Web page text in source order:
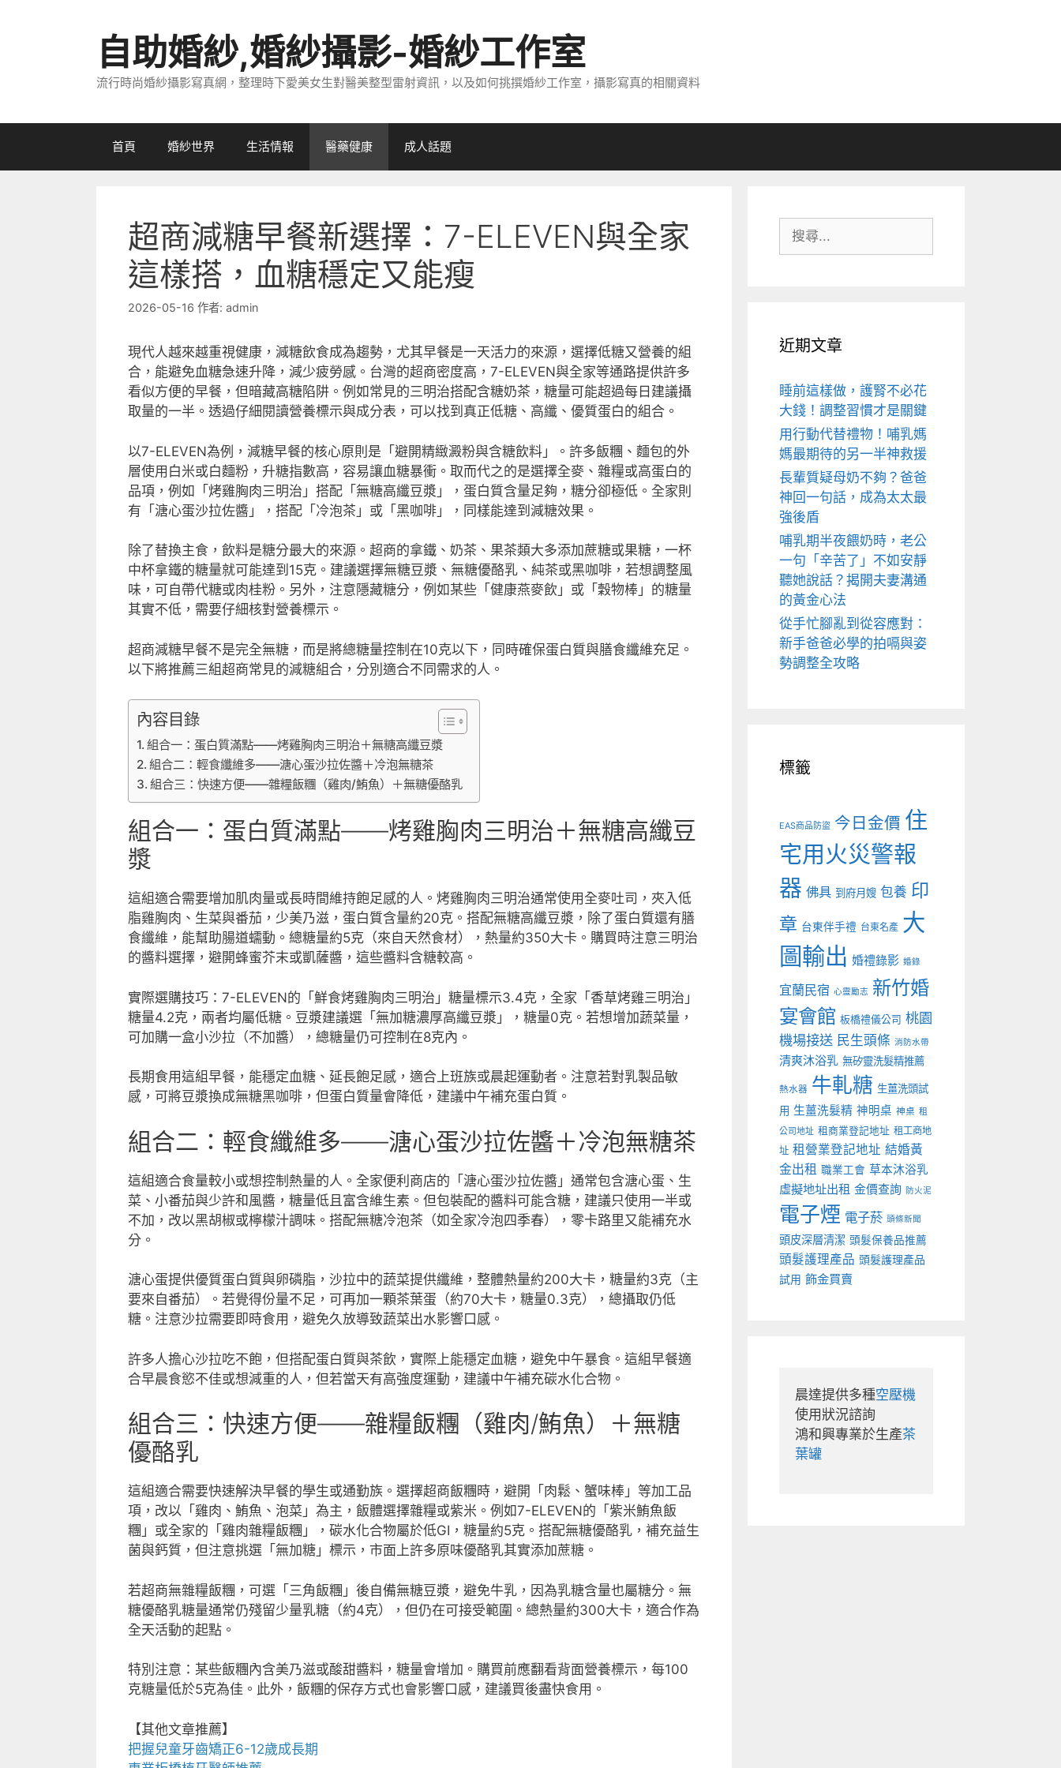
自助婚紗,婚紗攝影-婚紗工作室
流行時尚婚紗攝影寫真網，整理時下愛美女生對醫美整型雷射資訊，以及如何挑撰婚紗工作室，攝影寫真的相關資料
首頁 婚紗世界 生活情報 醫藥健康 成人話題
超商減糖早餐新選擇：7-ELEVEN與全家
這樣搭，血糖穩定又能瘦
2026-05-16 作者: admin
現代人越來越重視健康，減糖飲食成為趨勢，尤其早餐是一天活力的來源，選擇低糖又營養的組
合，能避免血糖急速升降，減少疲勞感。台灣的超商密度高，7-ELEVEN與全家等通路提供許多
看似方便的早餐，但暗藏高糖陷阱。例如常見的三明治搭配含糖奶茶，糖量可能超過每日建議攝
取量的一半。透過仔細閱讀營養標示與成分表，可以找到真正低糖、高纖、優質蛋白的組合。
以7-ELEVEN為例，減糖早餐的核心原則是「避開精緻澱粉與含糖飲料」。許多飯糰、麵包的外
層使用白米或白麵粉，升糖指數高，容易讓血糖暴衝。取而代之的是選擇全麥、雜糧或高蛋白的
品項，例如「烤雞胸肉三明治」搭配「無糖高纖豆漿」，蛋白質含量足夠，糖分卻極低。全家則
有「溏心蛋沙拉佐醬」，搭配「冷泡茶」或「黑咖啡」，同樣能達到減糖效果。
除了替換主食，飲料是糖分最大的來源。超商的拿鐵、奶茶、果茶類大多添加蔗糖或果糖，一杯
中杯拿鐵的糖量就可能達到15克。建議選擇無糖豆漿、無糖優酪乳、純茶或黑咖啡，若想調整風
味，可自帶代糖或肉桂粉。另外，注意隱藏糖分，例如某些「健康燕麥飲」或「穀物棒」的糖量
其實不低，需要仔細核對營養標示。
超商減糖早餐不是完全無糖，而是將總糖量控制在10克以下，同時確保蛋白質與膳食纖維充足。
以下將推薦三組超商常見的減糖組合，分別適合不同需求的人。
內容目錄
組合一：蛋白質滿點——烤雞胸肉三明治＋無糖高纖豆漿
組合二：輕食纖維多——溏心蛋沙拉佐醬＋冷泡無糖茶
組合三：快速方便——雜糧飯糰（雞肉/鮪魚）＋無糖優酪乳
組合一：蛋白質滿點——烤雞胸肉三明治＋無糖高纖豆
漿
這組適合需要增加肌肉量或長時間維持飽足感的人。烤雞胸肉三明治通常使用全麥吐司，夾入低
脂雞胸肉、生菜與番茄，少美乃滋，蛋白質含量約20克。搭配無糖高纖豆漿，除了蛋白質還有膳
食纖維，能幫助腸道蠕動。總糖量約5克（來自天然食材），熱量約350大卡。購買時注意三明治
的醬料選擇，避開蜂蜜芥末或凱薩醬，這些醬料含糖較高。
實際選購技巧：7-ELEVEN的「鮮食烤雞胸肉三明治」糖量標示3.4克，全家「香草烤雞三明治」
糖量4.2克，兩者均屬低糖。豆漿建議選「無加糖濃厚高纖豆漿」，糖量0克。若想增加蔬菜量，
可加購一盒小沙拉（不加醬），總糖量仍可控制在8克內。
長期食用這組早餐，能穩定血糖、延長飽足感，適合上班族或晨起運動者。注意若對乳製品敏
感，可將豆漿換成無糖黑咖啡，但蛋白質量會降低，建議中午補充蛋白質。
組合二：輕食纖維多——溏心蛋沙拉佐醬＋冷泡無糖茶
這組適合食量較小或想控制熱量的人。全家便利商店的「溏心蛋沙拉佐醬」通常包含溏心蛋、生
菜、小番茄與少許和風醬，糖量低且富含維生素。但包裝配的醬料可能含糖，建議只使用一半或
不加，改以黑胡椒或檸檬汁調味。搭配無糖冷泡茶（如全家冷泡四季春），零卡路里又能補充水
分。
溏心蛋提供優質蛋白質與卵磷脂，沙拉中的蔬菜提供纖維，整體熱量約200大卡，糖量約3克（主
要來自番茄）。若覺得份量不足，可再加一顆茶葉蛋（約70大卡，糖量0.3克），總攝取仍低
糖。注意沙拉需要即時食用，避免久放導致蔬菜出水影響口感。
許多人擔心沙拉吃不飽，但搭配蛋白質與茶飲，實際上能穩定血糖，避免中午暴食。這組早餐適
合早晨食慾不佳或想減重的人，但若當天有高強度運動，建議中午補充碳水化合物。
組合三：快速方便——雜糧飯糰（雞肉/鮪魚）＋無糖
優酪乳
這組適合需要快速解決早餐的學生或通勤族。選擇超商飯糰時，避開「肉鬆、蟹味棒」等加工品
項，改以「雞肉、鮪魚、泡菜」為主，飯體選擇雜糧或紫米。例如7-ELEVEN的「紫米鮪魚飯
糰」或全家的「雞肉雜糧飯糰」，碳水化合物屬於低GI，糖量約5克。搭配無糖優酪乳，補充益生
菌與鈣質，但注意挑選「無加糖」標示，市面上許多原味優酪乳其實添加蔗糖。
若超商無雜糧飯糰，可選「三角飯糰」後自備無糖豆漿，避免牛乳，因為乳糖含量也屬糖分。無
糖優酪乳糖量通常仍殘留少量乳糖（約4克），但仍在可接受範圍。總熱量約300大卡，適合作為
全天活動的起點。
特別注意：某些飯糰內含美乃滋或酸甜醬料，糖量會增加。購買前應翻看背面營養標示，每100
克糖量低於5克為佳。此外，飯糰的保存方式也會影響口感，建議買後盡快食用。
【其他文章推薦】
把握兒童牙齒矯正6-12歲成長期
尋:
近期文章
睡前這樣做，護腎不必花
大錢！調整習慣才是關鍵
用行動代替禮物！哺乳媽
媽最期待的另一半神救援
長輩質疑母奶不夠？爸爸
神回一句話，成為太太最
強後盾
哺乳期半夜餵奶時，老公
一句「辛苦了」不如安靜
聽她說話？揭開夫妻溝通
的黃金心法
從手忙腳亂到從容應對：
新手爸爸必學的拍嗝與姿
勢調整全攻略
標籤
EAS商品防盜 今日金價 住
宅用火災警報
器 佛具 到府月嫂 包養 印
章 台東伴手禮 台東名產 大
圖輸出 婚禮錄影 婚錄
宜蘭民宿 心靈勵志 新竹婚
宴會館 板橋禮儀公司 桃園
機場接送 民生頭條 消防水帶
清爽沐浴乳 無矽靈洗髮精推薦
熱水器 牛軋糖 生薑洗頭試
用 生薑洗髮精 神明桌 神桌 租
公司地址 租商業登記地址 租工商地
址 租營業登記地址 結婚黃
金出租 職業工會 草本沐浴乳
虛擬地址出租 金價查詢 防火泥
電子煙 電子菸 頭條新聞
頭皮深層清潔 頭髮保養品推薦
頭髮護理產品 頭髮護理產品
試用 飾金買賣
晨達提供多種空壓機
使用狀況諮詢
鴻和興專業於生產茶
葉罐